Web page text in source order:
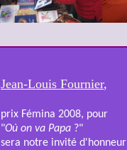
Jean-Louis Fournier,
prix Fémina 2008, pour
"Où on va Papa ?"
sera notre invité d'honneur